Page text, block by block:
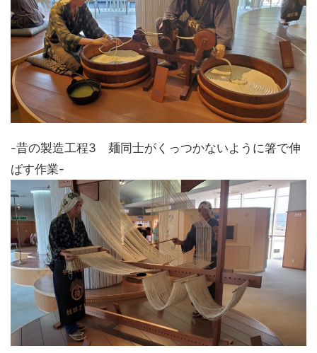
-昔の製造工程3 麺同士がくっつかないように箸で伸
ばす作業-